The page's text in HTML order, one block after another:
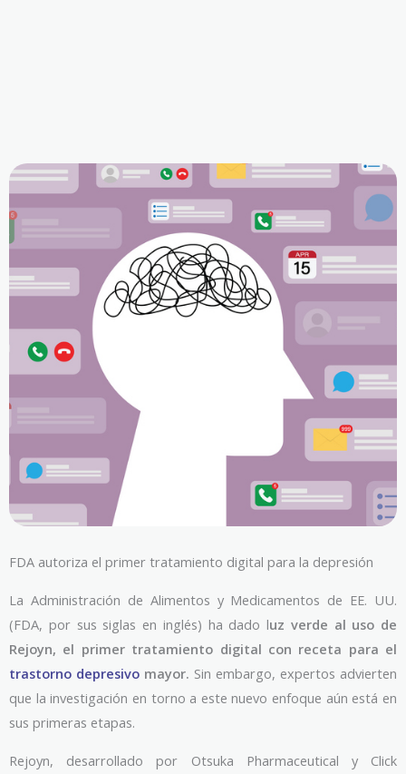
FDA autoriza el primer tratamiento digital para la depresión
La Administración de Alimentos y Medicamentos de EE. UU.
(FDA, por sus siglas en inglés) ha dado luz verde al uso de
Rejoyn, el primer tratamiento digital con receta para el
trastorno depresivo mayor. Sin embargo, expertos advierten
que la investigación en torno a este nuevo enfoque aún está en
sus primeras etapas.
Rejoyn, desarrollado por Otsuka Pharmaceutical y Click